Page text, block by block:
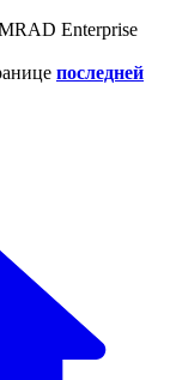
Enterprise
последней